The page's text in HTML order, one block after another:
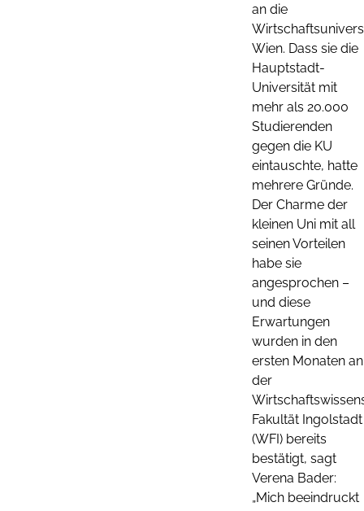
an die
Wien. Dass sie die
Hauptstadt-
Universität mit
mehr als 20.000
Studierenden
gegen die KU
eintauschte, hatte
mehrere Gründe.
Der Charme der
kleinen Uni mit all
seinen Vorteilen
habe sie
angesprochen –
und diese
Erwartungen
wurden in den
ersten Monaten an
der
Fakultät Ingolstadt
(WFI) bereits
bestätigt, sagt
Verena Bader:
„Mich beeindruckt